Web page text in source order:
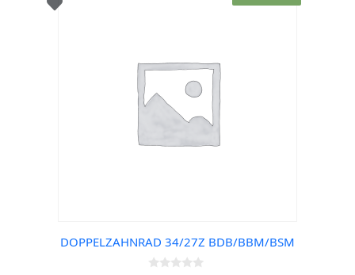
DOPPELZAHNRAD 34/27Z BDB/BBM/BSM